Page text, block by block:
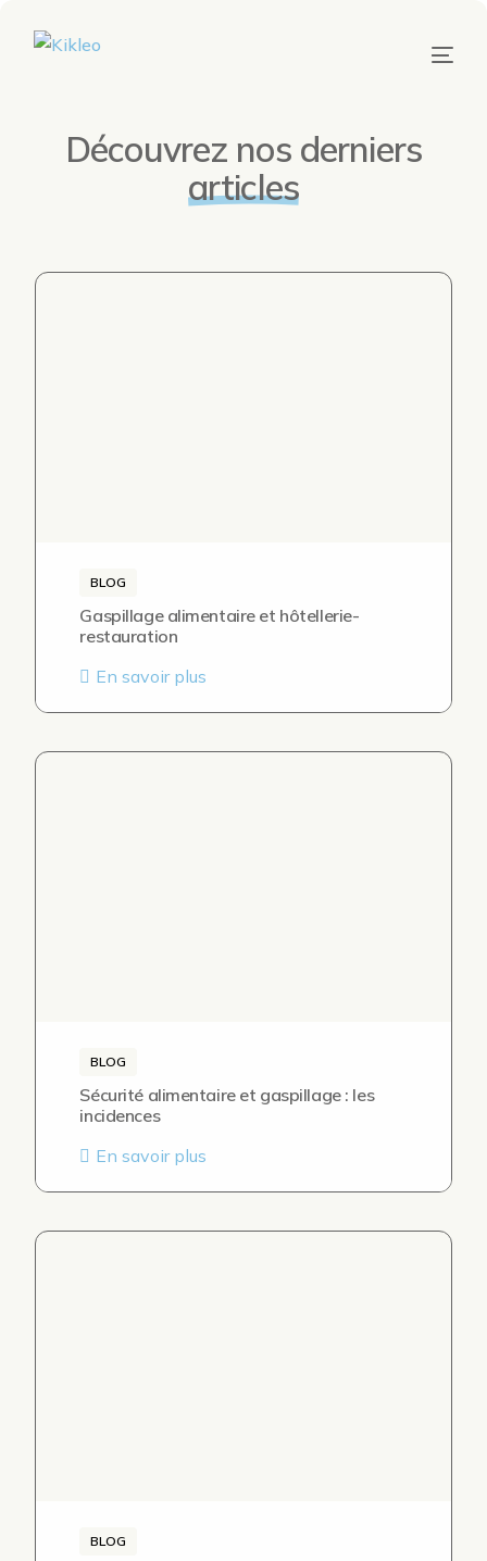
Découvrez nos derniers
articles
BLOG
Gaspillage alimentaire et hôtellerie-
restauration
En savoir plus
BLOG
Sécurité alimentaire et gaspillage : les
incidences
En savoir plus
BLOG